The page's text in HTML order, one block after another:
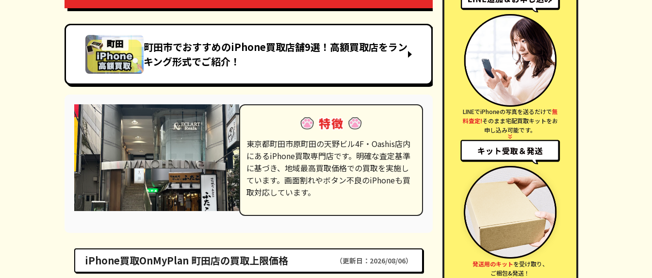
町田市でおすすめのiPhone買取店舗9選！高額買取店をラン
キング形式でご紹介！
東京都町田市原町田の天野ビル4F・Oashis店内
にあるiPhone買取専門店です。明確な査定基準
に基づき、地域最高買取価格での買取を実施し
ています。画面割れやボタン不良のiPhoneも買
取対応しています。
iPhone買取OnMyPlan 町田店の買取上限価格 （更新日：2026/08/06）
LINEでiPhoneの写真を送るだけで無
料査定!そのまま宅配買取キットをお
申し込み可能です。
発送用のキットを受け取り、
ご梱包&発送！